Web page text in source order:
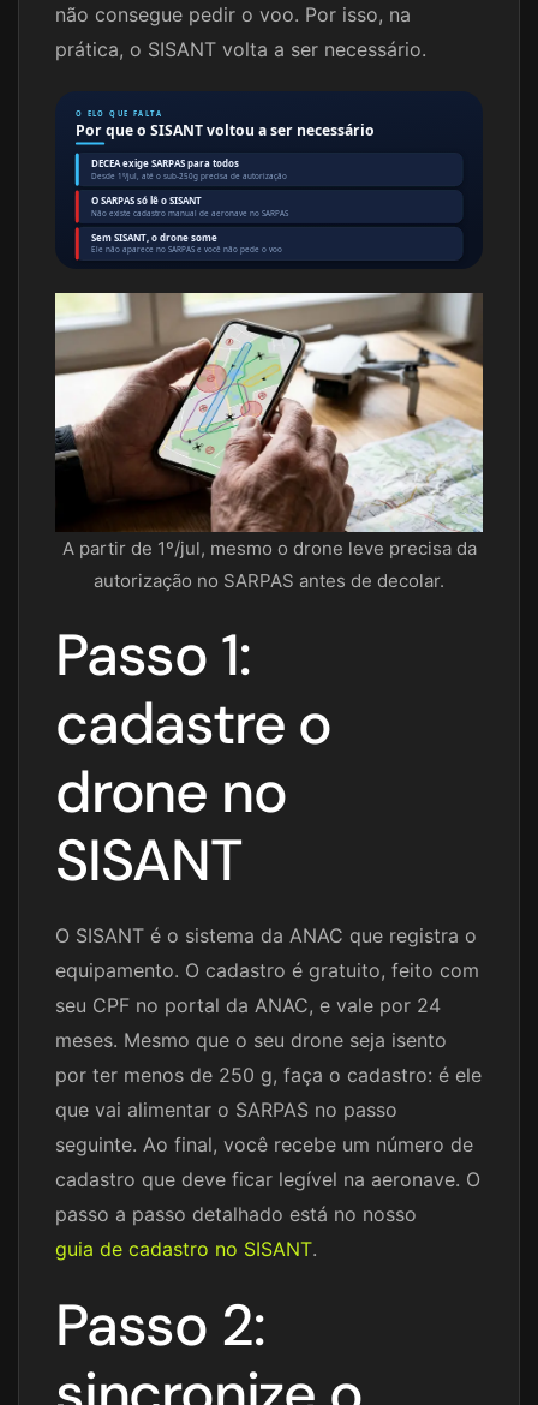
não consegue pedir o voo. Por isso, na
prática, o SISANT volta a ser necessário.
O ELO QUE FALTA
Por que o SISANT voltou a ser necessário
DECEA exige SARPAS para todos
Desde 1º/jul, até o sub-250g precisa de autorização
O SARPAS só lê o SISANT
Não existe cadastro manual de aeronave no SARPAS
Sem SISANT, o drone some
Ele não aparece no SARPAS e você não pede o voo
A partir de 1º/jul, mesmo o drone leve precisa da
autorização no SARPAS antes de decolar.
Passo 1:
cadastre o
drone no
SISANT
O SISANT é o sistema da ANAC que registra o
equipamento. O cadastro é gratuito, feito com
seu CPF no portal da ANAC, e vale por 24
meses. Mesmo que o seu drone seja isento
por ter menos de 250 g, faça o cadastro: é ele
que vai alimentar o SARPAS no passo
seguinte. Ao final, você recebe um número de
cadastro que deve ficar legível na aeronave. O
passo a passo detalhado está no nosso
guia de cadastro no SISANT.
Passo 2: